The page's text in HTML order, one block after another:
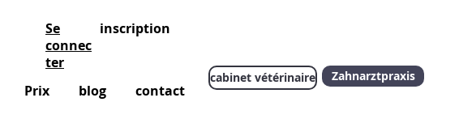
Se
connec
ter
inscription
Prix blog contact
cabinet vétérinaire Zahnarztpraxis
Soutien